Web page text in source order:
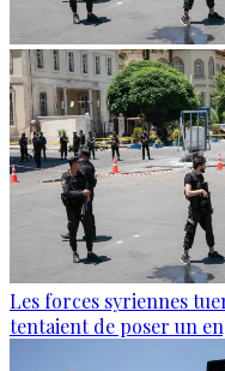
Les forces syriennes
tentaient de poser un